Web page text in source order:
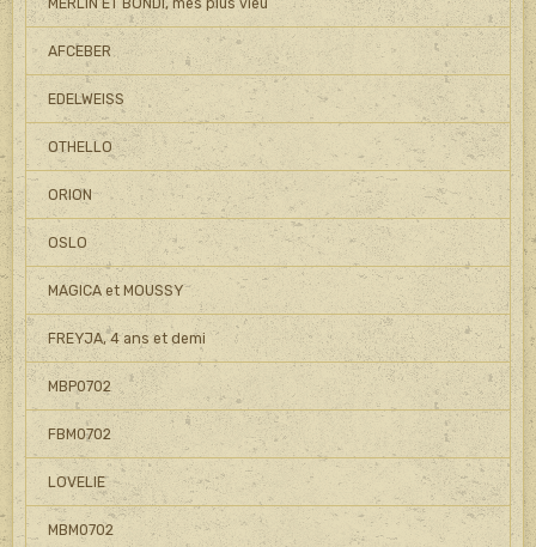
AFCEBER
EDELWEISS
OTHELLO
ORION
OSLO
MAGICA et MOUSSY
FREYJA, 4 ans et demi
MBP0702
FBM0702
LOVELIE
MBM0702